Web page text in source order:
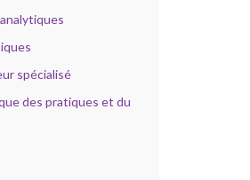
spécialisé
des pratiques et du